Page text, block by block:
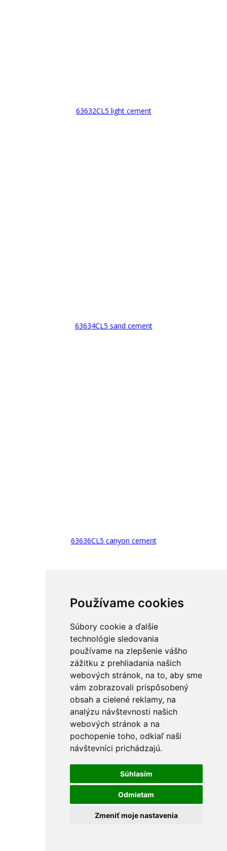
Používame cookies
Súbory cookie a ďalšie
technológie sledovania
používame na zlepšenie vášho
zážitku z prehliadania našich
webových stránok, na to, aby sme
vám zobrazovali prispôsobený
obsah a cielené reklamy, na
analýzu návštevnosti našich
webových stránok a na
pochopenie toho, odkiaľ naši
návštevníci prichádzajú.
Súhlasím
Odmietam
Zmeniť moje nastavenia
63632CL5 light cement
63634CL5 sand cement
63636CL5 canyon cement
62523CL5 grigio concrete